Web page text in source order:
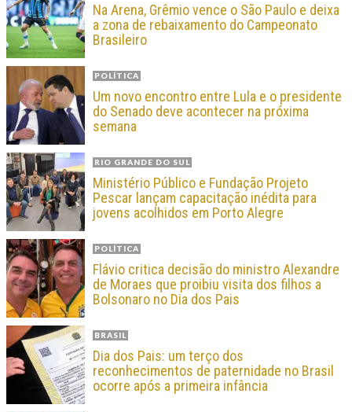
Na Arena, Grêmio vence o São Paulo e deixa
a zona de rebaixamento do Campeonato
Brasileiro
POLÍTICA
Um novo encontro entre Lula e o presidente
do Senado deve acontecer na próxima
semana
RIO GRANDE DO SUL
Ministério Público e Fundação Projeto
Pescar lançam capacitação inédita para
jovens acolhidos em Porto Alegre
POLÍTICA
Flávio critica decisão do ministro Alexandre
de Moraes que proibiu visita dos filhos a
Bolsonaro no Dia dos Pais
BRASIL
Dia dos Pais: um terço dos
reconhecimentos de paternidade no Brasil
ocorre após a primeira infância